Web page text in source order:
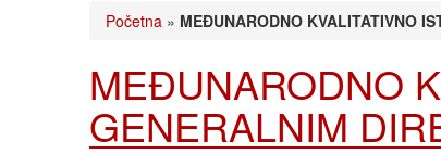
Početna » MEĐUNARODNO KVALITATIVNO
MEĐUNARODNO
GENERALNIM